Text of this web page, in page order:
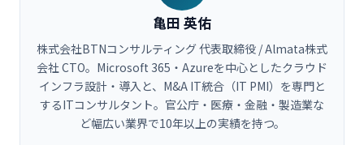
亀田 英佑
株式会社BTNコンサルティング 代表取締役 / Almata株式
会社 CTO。Microsoft 365・Azureを中心としたクラウド
インフラ設計・導入と、M&A IT統合（IT PMI）を専門と
するITコンサルタント。官公庁・医療・金融・製造業な
ど幅広い業界で10年以上の実績を持つ。